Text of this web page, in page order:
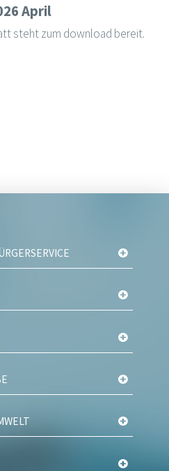
April
steht zum download bereit.